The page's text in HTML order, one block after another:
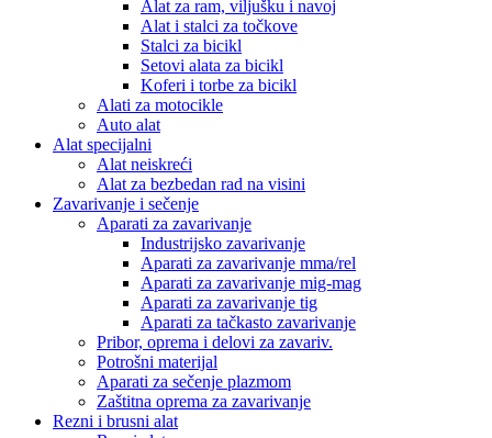
Alat za ram, viljušku i navoj
Alat i stalci za točkove
Stalci za bicikl
Setovi alata za bicikl
Koferi i torbe za bicikl
Alati za motocikle
Auto alat
Alat specijalni
Alat neiskreći
Alat za bezbedan rad na visini
Zavarivanje i sečenje
Aparati za zavarivanje
Industrijsko zavarivanje
Aparati za zavarivanje mma/rel
Aparati za zavarivanje mig-mag
Aparati za zavarivanje tig
Aparati za tačkasto zavarivanje
Pribor, oprema i delovi za zavariv.
Potrošni materijal
Aparati za sečenje plazmom
Zaštitna oprema za zavarivanje
Rezni i brusni alat